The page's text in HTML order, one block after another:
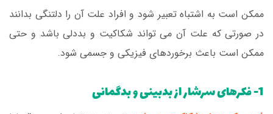
ممکن است به اشتباه تعبیر شود و افراد علت آن را دلتنگی بدانند
در صورتی که علت آن می تواند شکاکیت و بددلی باشد و حتی
ممکن است باعث برخوردهای فیزیکی و جسمی شود.
1- فکرهای سرشار از بدبینی و بدگمانی